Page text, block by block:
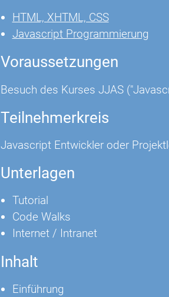
HTML, XHTML, CSS
Javascript Programmierung
Voraussetzungen
Besuch des Kurses JJAS
Teilnehmerkreis
Javascript Entwickler oder
Unterlagen
Tutorial
Code Walks
Internet / Intranet
Inhalt
Einführung